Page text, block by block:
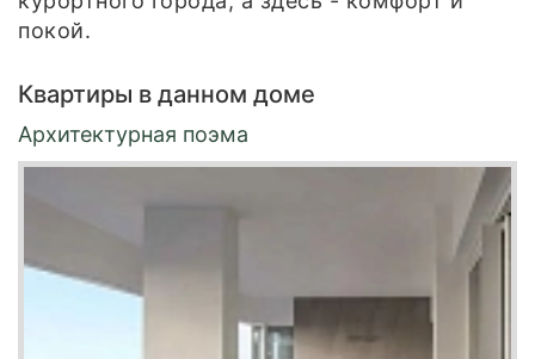
покой.
Квартиры в данном доме
Архитектурная поэма